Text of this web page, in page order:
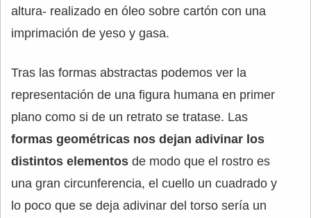
altura- realizado en óleo sobre cartón con una
imprimación de yeso y gasa.
Tras las formas abstractas podemos ver la
representación de una figura humana en primer
plano como si de un retrato se tratase. Las
formas geométricas nos dejan adivinar los
distintos elementos de modo que el rostro es
una gran circunferencia, el cuello un cuadrado y
lo poco que se deja adivinar del torso sería un